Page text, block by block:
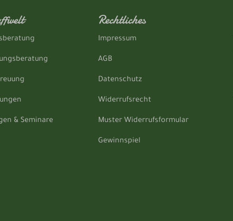
& Seminare
Rechtliches
Impressum
AGB
Datenschutz
Widerrufsrecht
Muster Widerrufsformular
Gewinnspiel